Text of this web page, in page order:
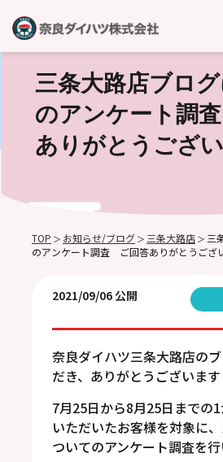
三条大路店ブロ
のアンケート調
ありがとうござ
TOP ＞ お知らせ/ブログ ＞ 三条大路店 ＞ 三
のアンケート調査 ご回答ありがとうござ
2021/09/06 公開
奈良ダイハツ三条大路店の
だき、ありがとうございます
7月25日から8月25日までの
いただいたお客様を対象に
ついてのアンケート調査を行